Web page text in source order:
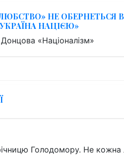
НЕ ОБЕРНЕТЬСЯ
НАЦІЄЮ»
«Націоналізм»
Голодомору. Не